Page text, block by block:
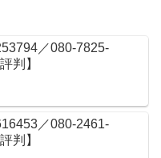
／080-7825-
判】
／080-2461-
判】